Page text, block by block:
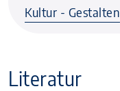
Kultur - Gestalten
Literatur